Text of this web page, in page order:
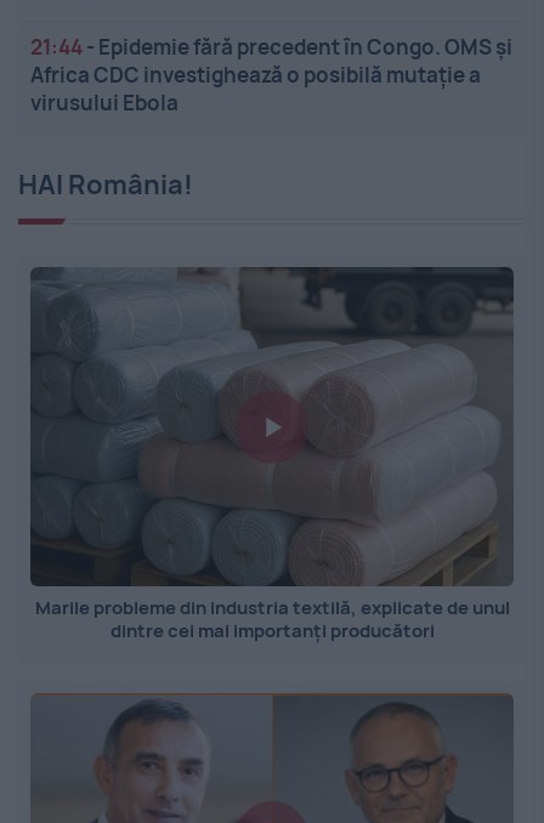
21:44- Epidemie fără precedent în Congo. OMS și
Africa CDC investighează o posibilă mutație a
virusului Ebola
HAI România!
Marile probleme din industria textilă, explicate de unul
dintre cei mai importanți producători